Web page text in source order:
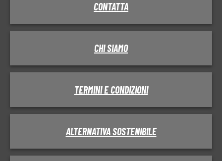
CONTATTA
CHI SIAMO
TERMINI E CONDIZIONI
ALTERNATIVA SOSTENIBILE